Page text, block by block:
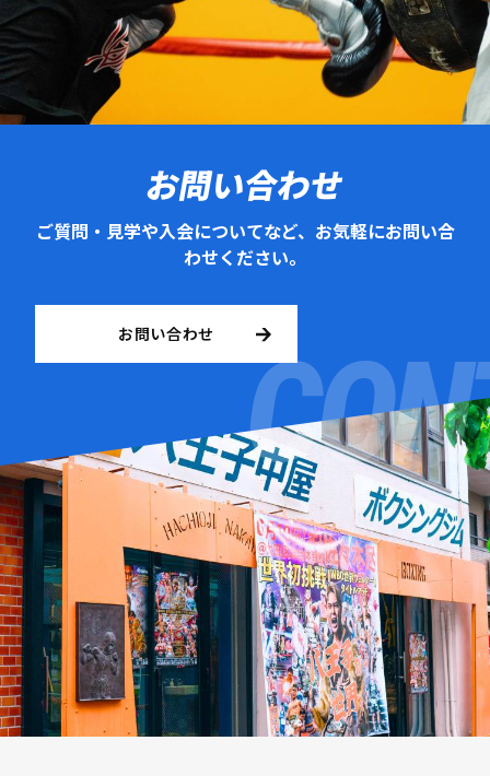
お問い合わせ
ご質問・見学や入会についてなど、お気軽にお問い合
わせください。
お問い合わせ